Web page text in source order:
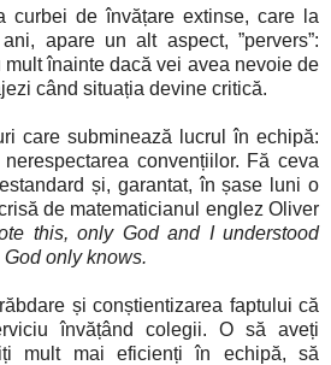
curbei de învățare extinse, care la
apare un alt aspect, ”pervers”:
înainte dacă vei avea nevoie de
când situația devine critică.
care subminează lucrul în echipă:
convențiilor. Fă ceva
și, garantat, în șase luni o
de matematicianul englez Oliver
this, only God and I understood
only knows.
și conștientizarea faptului că
învățând colegii. O să aveți
mult mai eficienți în echipă, să